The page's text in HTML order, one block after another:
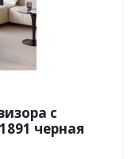
с
черная